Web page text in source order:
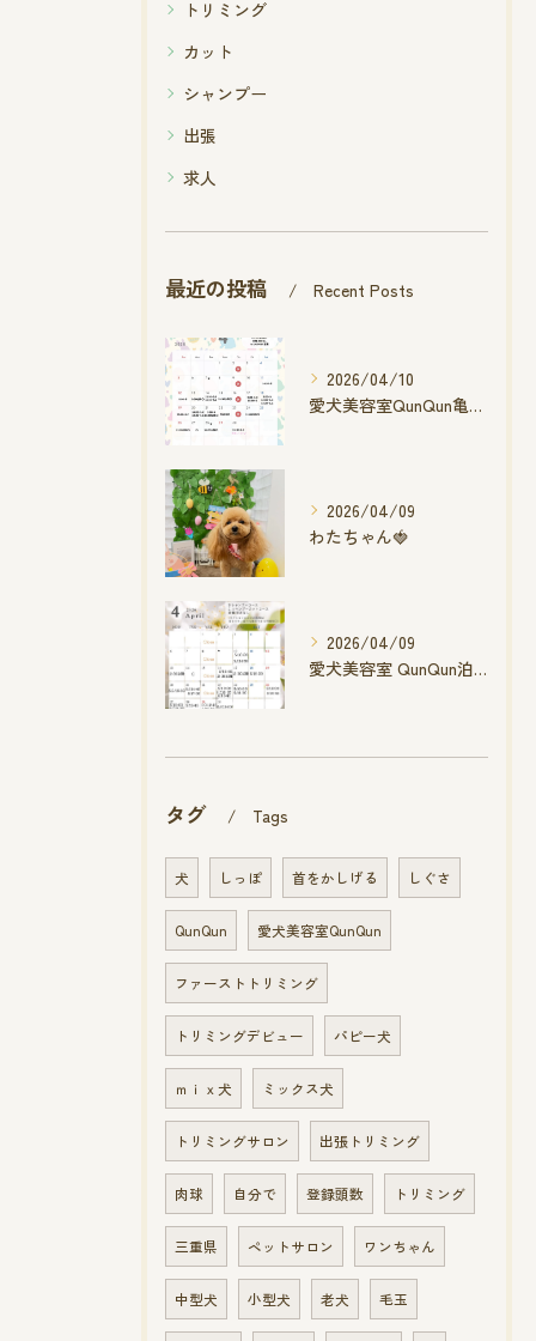
トリミング
カット
シャンプー
出張
求人
最近の投稿 Recent Posts
2026/04/10
愛犬美容室QunQun亀山エコー店
2026/04/09
わたちゃん🍓
2026/04/09
愛犬美容室 QunQun泊店 4月空き状況です
タグ Tags
犬 しっぽ 首をかしげる しぐさ
QunQun 愛犬美容室QunQun
ファーストトリミング
トリミングデビュー パピー犬
ｍｉｘ犬 ミックス犬
トリミングサロン 出張トリミング
肉球 自分で 登録頭数 トリミング
三重県 ペットサロン ワンちゃん
中型犬 小型犬 老犬 毛玉